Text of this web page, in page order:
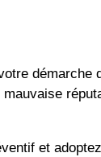
démarche
et